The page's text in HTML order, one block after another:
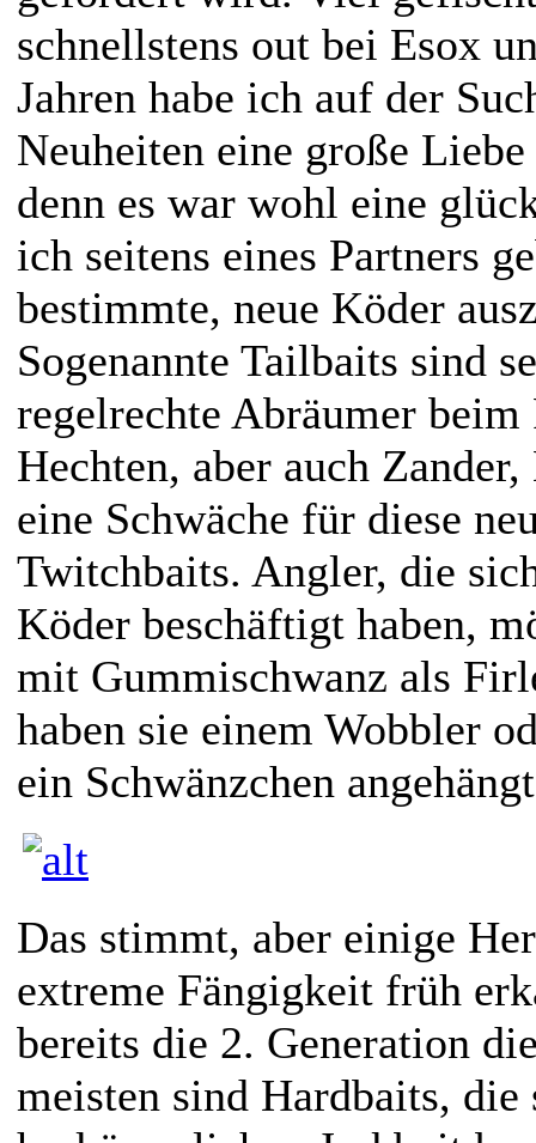
schnellstens out bei Esox
Jahren habe ich auf der
Neuheiten eine große
denn es war wohl eine
ich seitens eines Partners
bestimmte, neue Köder
Sogenannte Tailbaits sind
regelrechte Abräumer
Hechten, aber auch
eine Schwäche für diese
Twitchbaits. Angler, die
Köder beschäftigt haben,
mit Gummischwanz als
haben sie einem Wobbler
ein Schwänzchen
Das stimmt, aber einige
extreme Fängigkeit früh
bereits die 2. Generation
meisten sind Hardbaits,